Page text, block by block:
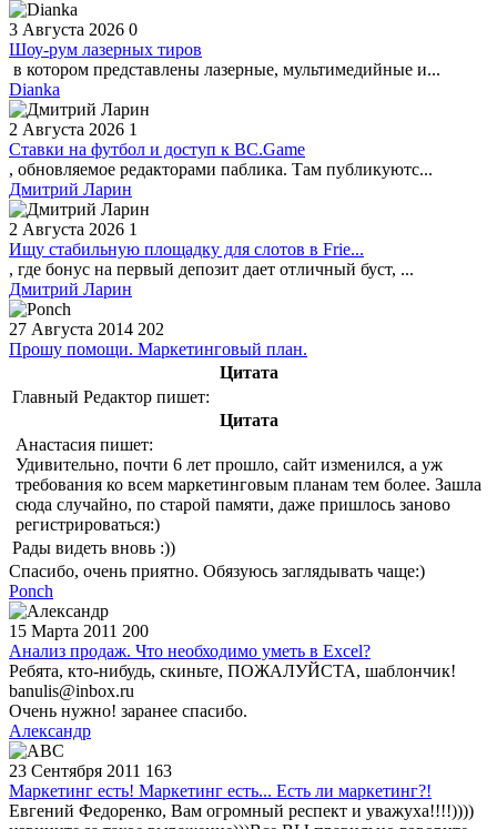
3 Августа 2026 0
Шоу-рум лазерных тиров
в котором представлены лазерные, мультимедийные и...
Dianka
2 Августа 2026 1
Ставки на футбол и доступ к BC.Game
, обновляемое редакторами паблика. Там публикуютс...
Дмитрий Ларин
2 Августа 2026 1
Ищу стабильную площадку для слотов в Frie...
, где бонус на первый депозит дает отличный буст, ...
Дмитрий Ларин
27 Августа 2014 202
Прошу помощи. Маркетинговый план.
Цитата
Главный Редактор пишет:
Цитата
Анастасия пишет:
Удивительно, почти 6 лет прошло, сайт изменился, а уж
требования ко всем маркетинговым планам тем более. Зашла
сюда случайно, по старой памяти, даже пришлось заново
регистрироваться:)
Рады видеть вновь :))
Спасибо, очень приятно. Обязуюсь заглядывать чаще:)
Ponch
15 Марта 2011 200
Анализ продаж. Что необходимо уметь в Excel?
Ребята, кто-нибудь, скиньте, ПОЖАЛУЙСТА, шаблончик!
banulis@inbox.ru
Очень нужно! заранее спасибо.
Александр
23 Сентября 2011 163
Маркетинг есть! Маркетинг есть... Есть ли маркетинг?!
Евгений Федоренко, Вам огромный респект и уважуха!!!!))))